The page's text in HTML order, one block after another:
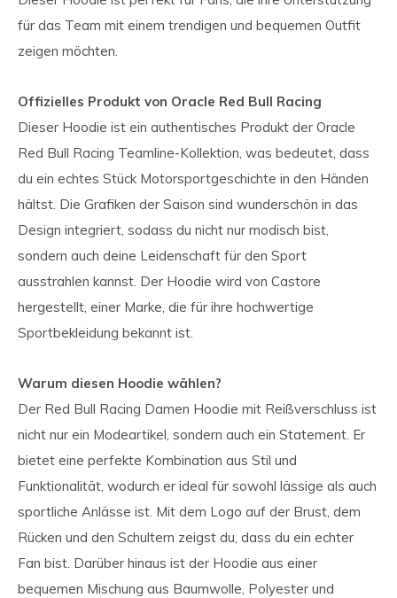
für das Team mit einem trendigen und bequemen Outfit
zeigen möchten.
Offizielles Produkt von Oracle Red Bull Racing
Dieser Hoodie ist ein authentisches Produkt der Oracle
Red Bull Racing Teamline-Kollektion, was bedeutet, dass
du ein echtes Stück Motorsportgeschichte in den Händen
hältst. Die Grafiken der Saison sind wunderschön in das
Design integriert, sodass du nicht nur modisch bist,
sondern auch deine Leidenschaft für den Sport
ausstrahlen kannst. Der Hoodie wird von Castore
hergestellt, einer Marke, die für ihre hochwertige
Sportbekleidung bekannt ist.
Warum diesen Hoodie wählen?
Der Red Bull Racing Damen Hoodie mit Reißverschluss ist
nicht nur ein Modeartikel, sondern auch ein Statement. Er
bietet eine perfekte Kombination aus Stil und
Funktionalität, wodurch er ideal für sowohl lässige als auch
sportliche Anlässe ist. Mit dem Logo auf der Brust, dem
Rücken und den Schultern zeigst du, dass du ein echter
Fan bist. Darüber hinaus ist der Hoodie aus einer
bequemen Mischung aus Baumwolle, Polyester und